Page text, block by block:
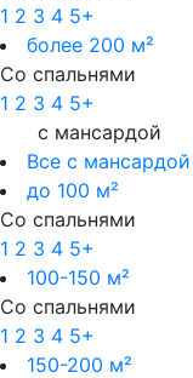
1 2 3 4 5+
более 200 м²
Со спальнями
1 2 3 4 5+
с мансардой
Все с мансардой
до 100 м²
Со спальнями
1 2 3 4 5+
100-150 м²
Со спальнями
1 2 3 4 5+
150-200 м²